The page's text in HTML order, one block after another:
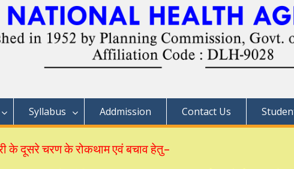
Syllabus Addmission Contact Us
के दूसरे चरण के रोकथाम एवं बचाव हेतु-